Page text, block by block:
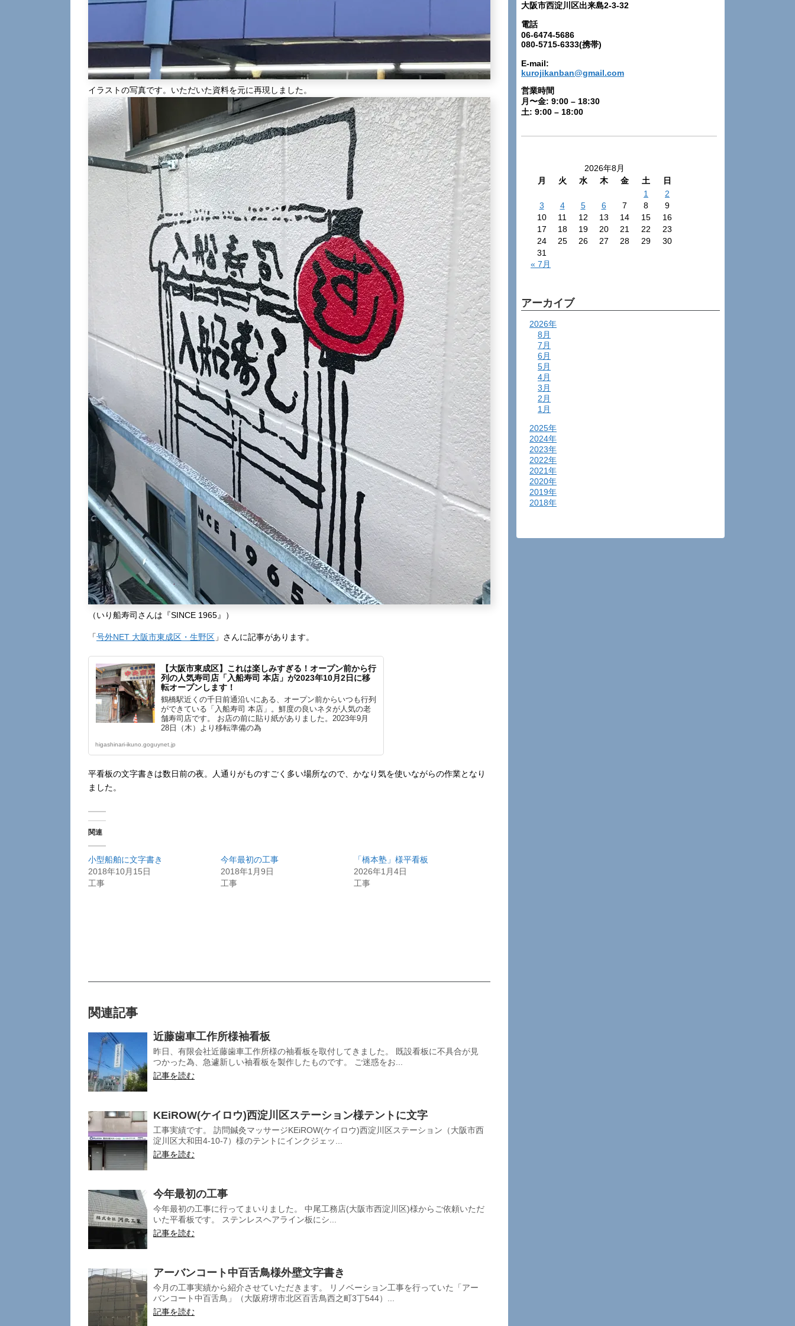
イラストの写真です。いただいた資料を元に再現しました。
（いり船寿司さんは『SINCE 1965』）
「号外NET 大阪市東成区・生野区 」さんに記事があります。
【大阪市東成区】これは楽しみすぎる！オープン前から行
列の人気寿司店「入船寿司 本店」が2023年10月2日に移
転オープンします！
鶴橋駅近くの千日前通沿いにある、オープン前からいつも行列
ができている「入船寿司 本店」。鮮度の良いネタが人気の老
舗寿司店です。 お店の前に貼り紙がありました。2023年9月
28日（木）より移転準備の為
higashinari-ikuno.goguynet.jp
平看板の文字書きは数日前の夜。人通りがものすごく多い場所なので、かなり気を使いながらの作業となり
ました。
関連
小型船舶に文字書き
2018年10月15日
工事
今年最初の工事
2018年1月9日
工事
「橋本塾」様平看板
2026年1月4日
工事
関連記事
近藤歯車工作所様袖看板
昨日、有限会社近藤歯車工作所様の袖看板を取付してきました。 既設看板に不具合が見
つかった為、急遽新しい袖看板を製作したものです。 ご迷惑をお...
記事を読む
KEiROW(ケイロウ)西淀川区ステーション様テントに文字
工事実績です。 訪問鍼灸マッサージKEiROW(ケイロウ)西淀川区ステーション（大阪市西
淀川区大和田4-10-7）様のテントにインクジェッ...
記事を読む
今年最初の工事
今年最初の工事に行ってまいりました。 中尾工務店(大阪市西淀川区)様からご依頼いただ
いた平看板です。 ステンレスヘアライン板にシ...
記事を読む
アーバンコート中百舌鳥様外壁文字書き
今月の工事実績から紹介させていただきます。 リノベーション工事を行っていた「アー
バンコート中百舌鳥」（大阪府堺市北区百舌鳥西之町3丁544）...
記事を読む
大阪市西淀川区出来島2-3-32
電話
06-6474-5686
080-5715-6333(携帯)
E-mail:
kurojikanban@gmail.com
営業時間
月〜金: 9:00 – 18:30
土: 9:00 – 18:00
2026年8月
月
火 水 木 金 土
日
1
2
3
4 5 6 7 8
9
10
11 12 13 14 15
16
17
18 19 20 21 22
23
24
25 26 27 28 29
30
31
« 7月
アーカイブ
2026年
8月
7月
6月
5月
4月
3月
2月
1月
2025年
2024年
2023年
2022年
2021年
2020年
2019年
2018年